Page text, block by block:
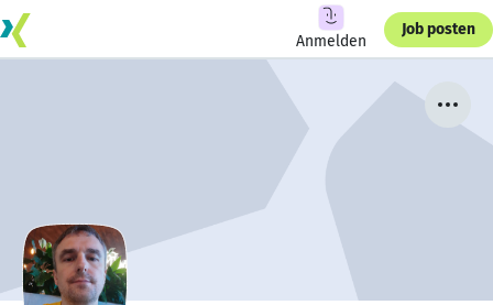
Anmelden
Job posten